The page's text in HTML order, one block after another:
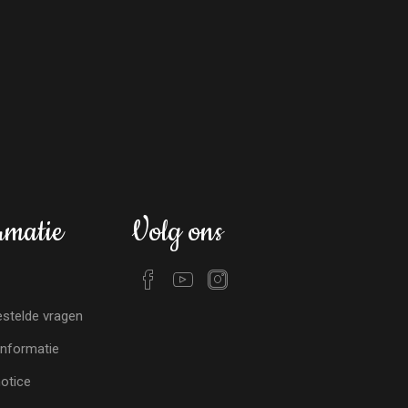
vragen
Volg ons